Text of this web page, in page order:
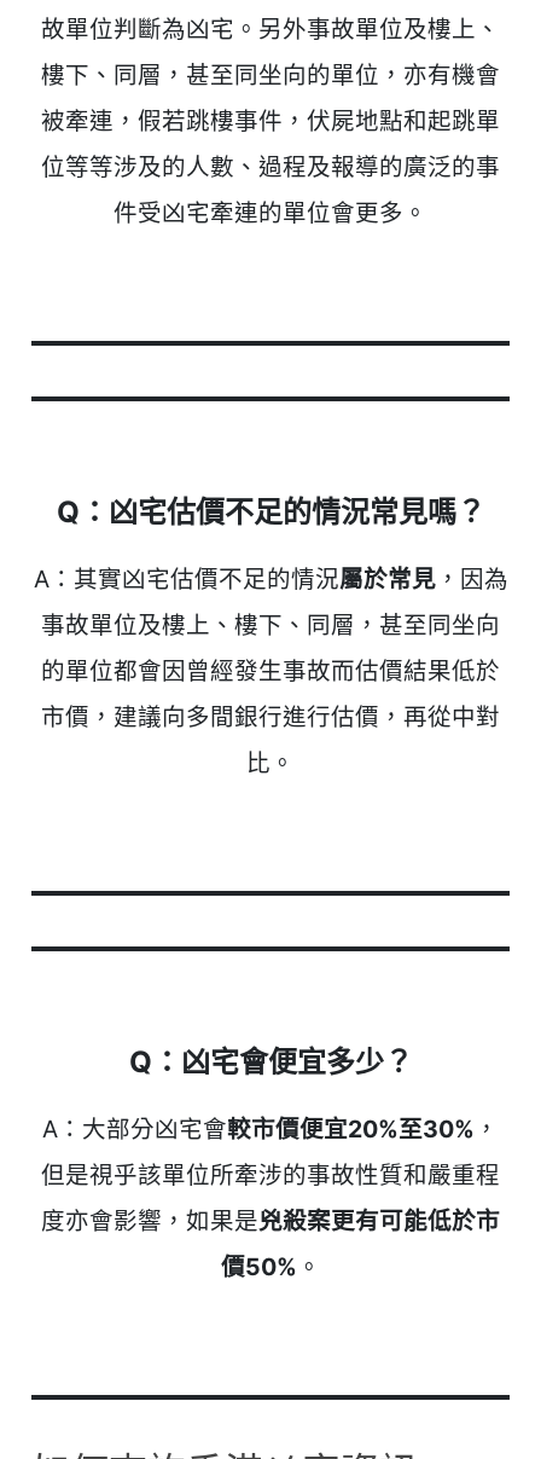
故單位判斷為凶宅。另外事故單位及樓上、
樓下、同層，甚至同坐向的單位，亦有機會
被牽連，假若跳樓事件，伏屍地點和起跳單
位等等涉及的人數、過程及報導的廣泛的事
件受凶宅牽連的單位會更多。
Q：凶宅估價不足的情況常見嗎？
A：其實凶宅估價不足的情況屬於常見，因為
事故單位及樓上、樓下、同層，甚至同坐向
的單位都會因曾經發生事故而估價結果低於
市價，建議向多間銀行進行估價，再從中對
比。
Q：凶宅會便宜多少？
A：大部分凶宅會較市價便宜20%至30% ，
但是視乎該單位所牽涉的事故性質和嚴重程
度亦會影響，如果是兇殺案更有可能低於市
價50% 。